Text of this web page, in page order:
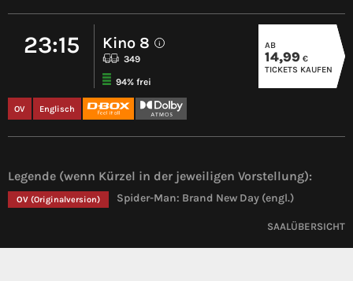
23:15 Kino 8 i
349
94% frei
OV Englisch
AB
14,99 €
TICKETS KAUFEN
Legende (wenn Kürzel in der jeweiligen Vorstellung):
OV (Originalversion) Spider-Man: Brand New Day (engl.)
SAALÜBERSICHT